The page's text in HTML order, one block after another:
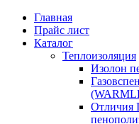
Главная
Прайс лист
Каталог
Теплоизоляция
Изолон
Отличия